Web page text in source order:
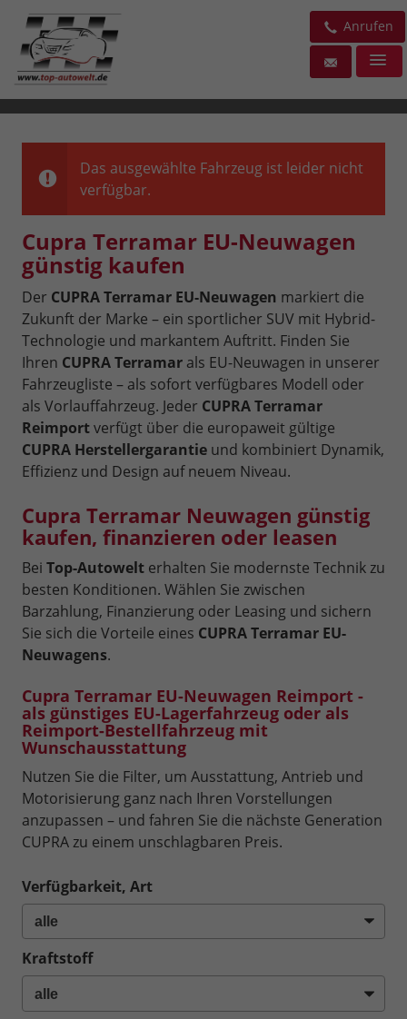
Anrufen
Das ausgewählte Fahrzeug ist leider nicht
verfügbar.
Cupra Terramar EU-Neuwagen
günstig kaufen
Der CUPRA Terramar EU-Neuwagen markiert die
Zukunft der Marke – ein sportlicher SUV mit Hybrid-
Technologie und markantem Auftritt. Finden Sie
Ihren CUPRA Terramar als EU-Neuwagen in unserer
Fahrzeugliste – als sofort verfügbares Modell oder
als Vorlauffahrzeug. Jeder CUPRA Terramar
Reimportverfügt über die europaweit gültige
CUPRA Herstellergarantie und kombiniert Dynamik,
Effizienz und Design auf neuem Niveau.
Cupra Terramar Neuwagen günstig
kaufen, finanzieren oder leasen
Bei Top-Autowelt erhalten Sie modernste Technik zu
besten Konditionen. Wählen Sie zwischen
Barzahlung, Finanzierung oder Leasing und sichern
Sie sich die Vorteile eines CUPRA Terramar EU-
Neuwagens.
Cupra Terramar EU-Neuwagen Reimport -
als günstiges EU-Lagerfahrzeug oder als
Reimport-Bestellfahrzeug mit
Wunschausstattung
Nutzen Sie die Filter, um Ausstattung, Antrieb und
Motorisierung ganz nach Ihren Vorstellungen
anzupassen – und fahren Sie die nächste Generation
CUPRA zu einem unschlagbaren Preis.
Verfügbarkeit, Art
Kraftstoff